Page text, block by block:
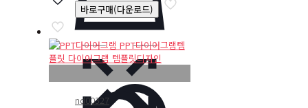
바로구매(다운로드)
nd00327